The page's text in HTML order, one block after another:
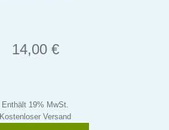
14,00 €
Enthält 19% MwSt.
Kostenloser Versand